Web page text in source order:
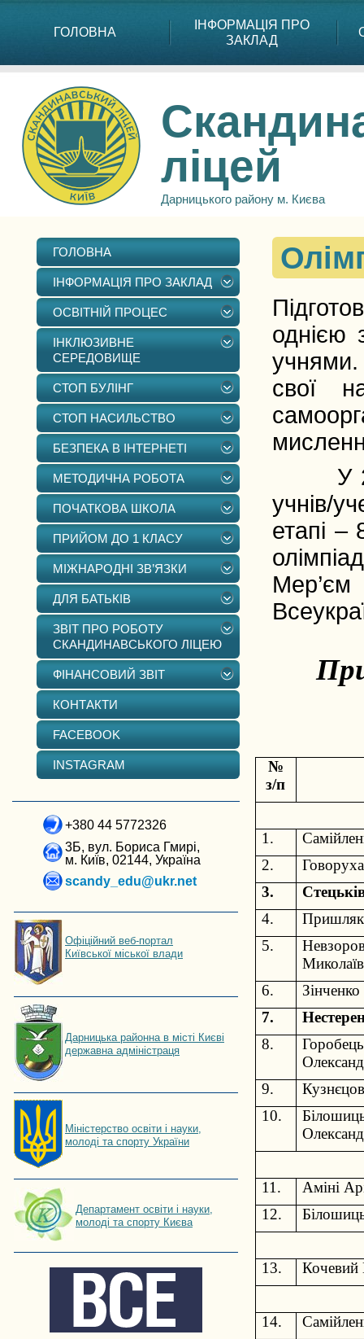
ГОЛОВНА
ІНФОРМАЦІЯ ПРО
ЗАКЛАД
ліцей
Дарницького району м. Києва
ГОЛОВНА
ІНФОРМАЦІЯ ПРО ЗАКЛАД
ОСВІТНІЙ ПРОЦЕС
ІНКЛЮЗИВНЕ
СЕРЕДОВИЩЕ
СТОП БУЛІНГ
СТОП НАСИЛЬСТВО
БЕЗПЕКА В ІНТЕРНЕТІ
МЕТОДИЧНА РОБОТА
ПОЧАТКОВА ШКОЛА
ПРИЙОМ ДО 1 КЛАСУ
МІЖНАРОДНІ ЗВ’ЯЗКИ
ДЛЯ БАТЬКІВ
ЗВІТ ПРО РОБОТУ
СКАНДИНАВСЬКОГО ЛІЦЕЮ
ФІНАНСОВИЙ ЗВІТ
КОНТАКТИ
FACEBOOK
INSTAGRAM
+380 44 5772326
3Б, вул. Бориса Гмирі,
м. Київ, 02144, Україна
scandy_edu@ukr.net
Офіційний веб-портал
Київської міської влади
Дарницька районна в місті Києві
державна адміністраця
Мiнiстерство освiти і науки,
молоді та спорту України
Департамент освіти і науки,
молоді та спорту Києва
однією
свої
У
учнів/
етапі –
№
з/п
1.
2.
3.
4.
Пришляк
5.
6.
Зінченко
7.
8.
9.
10.
11.
Аміні
12.
13. Кочевий
14.